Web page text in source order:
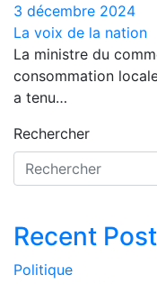
3 décembre 2024
La voix de la nation
La ministre du
consommation
a tenu…
Rechercher
Recent
Politique